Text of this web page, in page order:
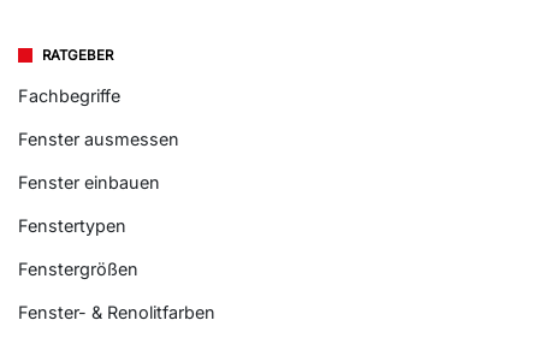
RATGEBER
Fachbegriffe
Fenster ausmessen
Fenster einbauen
Fenstertypen
Fenstergrößen
Fenster- & Renolitfarben